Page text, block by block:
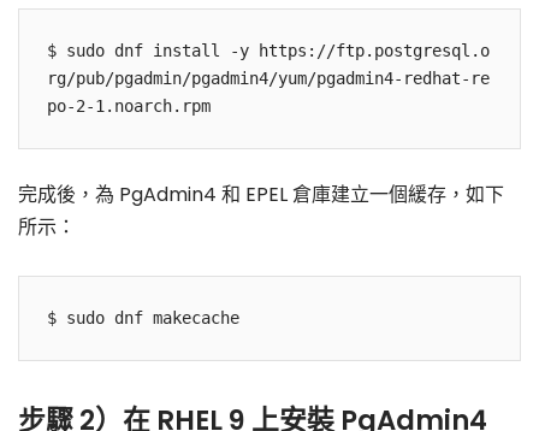
$ sudo dnf install -y https://ftp.postgresql.o
rg/pub/pgadmin/pgadmin4/yum/pgadmin4-redhat-re
完成後，為 PgAdmin4 和 EPEL 倉庫建立一個緩存，如下
所示：
步驟 2）在 RHEL 9 上安裝 PgAdmin4